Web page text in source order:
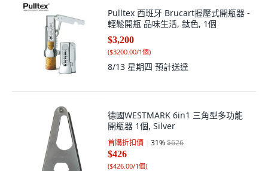
Pulltex 西班牙 Brucart握壓式開瓶器 -
輕鬆開瓶 品味生活, 鈦色, 1個
$3,200
($3200.00/1個)
8/13 星期四 預計送達
德國WESTMARK 6in1 三角型多功能
開瓶器 1個, Silver
首購折扣價 31%$626
$426
($426.00/1個)